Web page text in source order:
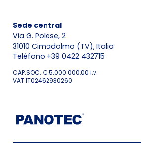
Sede central
Via G. Polese, 2
31010 Cimadolmo (TV), Italia
Teléfono +39 0422 432715
CAP.SOC. € 5.000.000,00 i.v.
VAT IT02462930260